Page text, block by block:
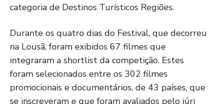
categoria de Destinos Turísticos Regiões.
Durante os quatro dias do Festival, que decorreu
na Lousã, foram exibidos 67 filmes que
integraram a shortlist da competição. Estes
foram selecionados entre os 302 filmes
promocionais e documentários, de 43 países, que
se inscreveram e que foram avaliados pelo júri